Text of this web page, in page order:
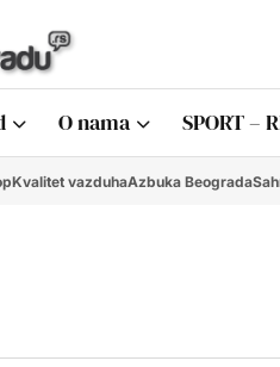
O nama SPORT –
Kvalitet vazduhaAzbuka Beograda